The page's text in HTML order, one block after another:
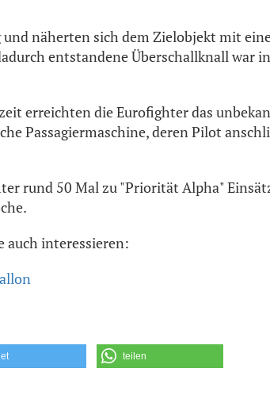
näherten sich dem Zielobjekt mit
entstandene Überschallknall war
erreichten die Eurofighter das
Passagiermaschine, deren Pilot
rund 50 Mal zu "Priorität Alpha"
auch interessieren:
teilen